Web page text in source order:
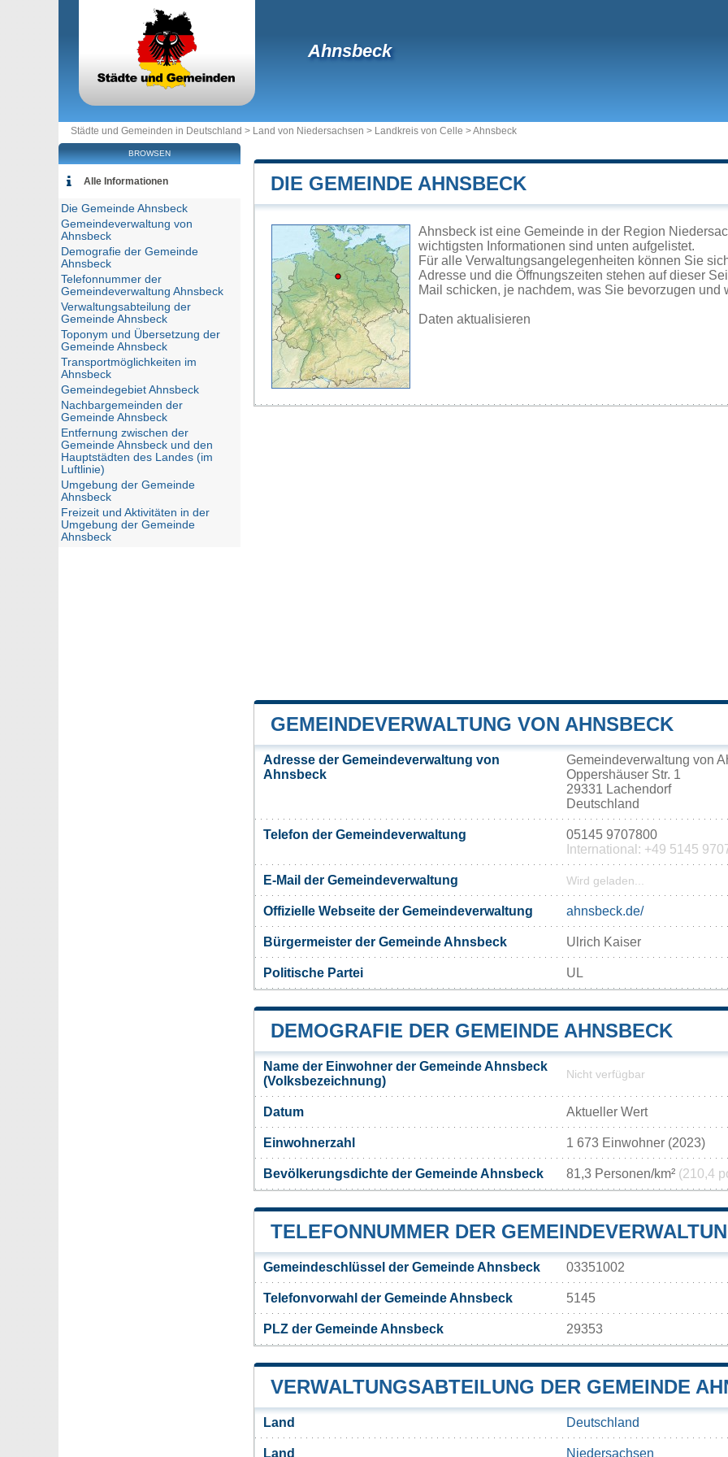
Ahnsbeck
Städte und Gemeinden in Deutschland > Land von Niedersachsen > Landkreis von Celle >Ahnsbeck
DIE GEMEINDE AHNSBECK
Ahnsbeck ist eine Gemeinde in der Region
wichtigsten Informationen sind unten aufgelistet.
Für alle Verwaltungsangelegenheiten können Sie
Adresse und die Öffnungszeiten stehen auf dieser
Mail schicken, je nachdem, was Sie bevorzugen und
Daten aktualisieren
GEMEINDEVERWALTUNG VON AHNSBECK
Adresse der Gemeindeverwaltung von
Ahnsbeck
Gemeindeverwaltung von
Oppershäuser Str. 1
29331 Lachendorf
Deutschland
Telefon der Gemeindeverwaltung
05145 9707800
International: +49 5145
E-Mail der Gemeindeverwaltung Wird geladen...
Offizielle Webseite der Gemeindeverwaltung ahnsbeck.de/
Bürgermeister der Gemeinde Ahnsbeck Ulrich Kaiser
Politische Partei UL
DEMOGRAFIE DER GEMEINDE AHNSBECK
Name der Einwohner der Gemeinde Ahnsbeck
(Volksbezeichnung)
Nicht verfügbar
Datum Aktueller Wert
Einwohnerzahl 1 673 Einwohner (2023)
Bevölkerungsdichte der Gemeinde Ahnsbeck 81,3 Personen/km² (210,4
TELEFONNUMMER DER
Gemeindeschlüssel der Gemeinde Ahnsbeck 03351002
Telefonvorwahl der Gemeinde Ahnsbeck 5145
PLZ der Gemeinde Ahnsbeck 29353
VERWALTUNGSABTEILUNG DER GEMEINDE
Land Deutschland
Land Niedersachsen
BROWSEN
Alle Informationen
Die Gemeinde Ahnsbeck
Gemeindeverwaltung von
Ahnsbeck
Demografie der Gemeinde
Ahnsbeck
Telefonnummer der
Gemeindeverwaltung Ahnsbeck
Verwaltungsabteilung der
Gemeinde Ahnsbeck
Toponym und Übersetzung der
Gemeinde Ahnsbeck
Transportmöglichkeiten im
Ahnsbeck
Gemeindegebiet Ahnsbeck
Nachbargemeinden der
Gemeinde Ahnsbeck
Entfernung zwischen der
Gemeinde Ahnsbeck und den
Hauptstädten des Landes (im
Luftlinie)
Umgebung der Gemeinde
Ahnsbeck
Freizeit und Aktivitäten in der
Umgebung der Gemeinde
Ahnsbeck